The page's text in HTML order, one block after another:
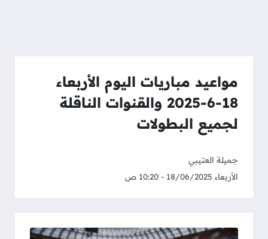
مواعيد مباريات اليوم الأربعاء
18-6-2025 والقنوات الناقلة
لجميع البطولات
جميلة العتيبي
الأربعاء 18/06/2025 - 10:20 ص